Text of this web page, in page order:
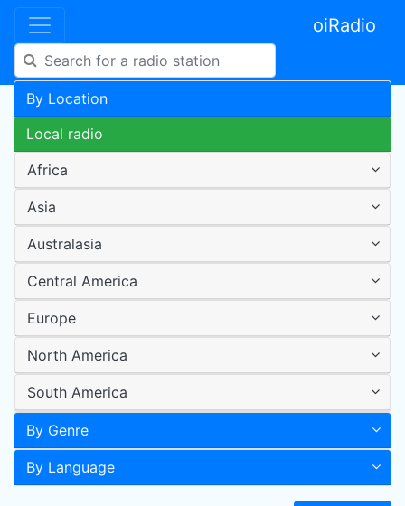
oiRadio
By Location
Local radio
Africa
Asia
Australasia
Central America
Europe
North America
South America
By Genre
By Language